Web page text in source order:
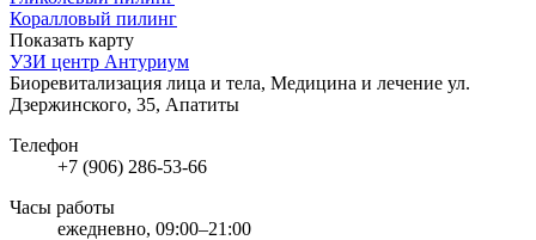
Коралловый пилинг
Показать карту
УЗИ центр Антуриум
Биоревитализация лица и тела, Медицина и лечение ул.
Дзержинского, 35, Апатиты
Телефон
+7 (906) 286-53-66
Часы работы
ежедневно, 09:00–21:00